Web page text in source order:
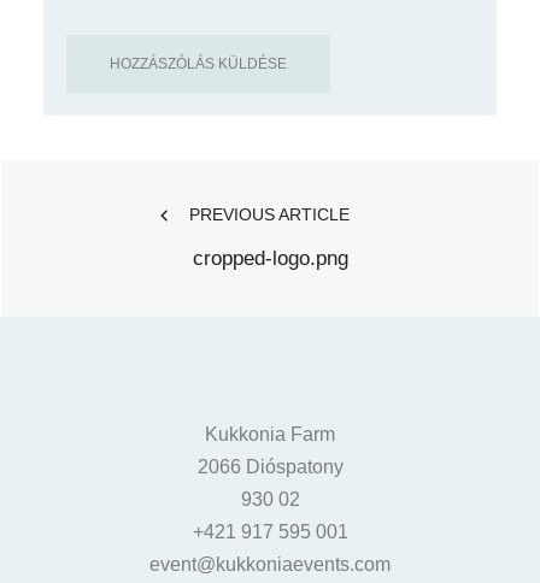
navigation
PREVIOUS ARTICLE
cropped-logo.png
Kukkonia Farm
2066 Dióspatony
930 02
+421 917 595 001
event@kukkoniaevents.com